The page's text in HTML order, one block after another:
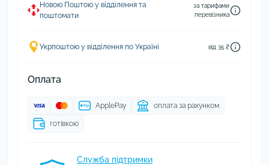
Новою Поштою у відділення та
поштомати
за тарифами
перевізника
Укрпоштою у відділення по Україні від 35 ₴
Оплата
ApplePay оплата за рахунком
готівкою
Служба підтримки